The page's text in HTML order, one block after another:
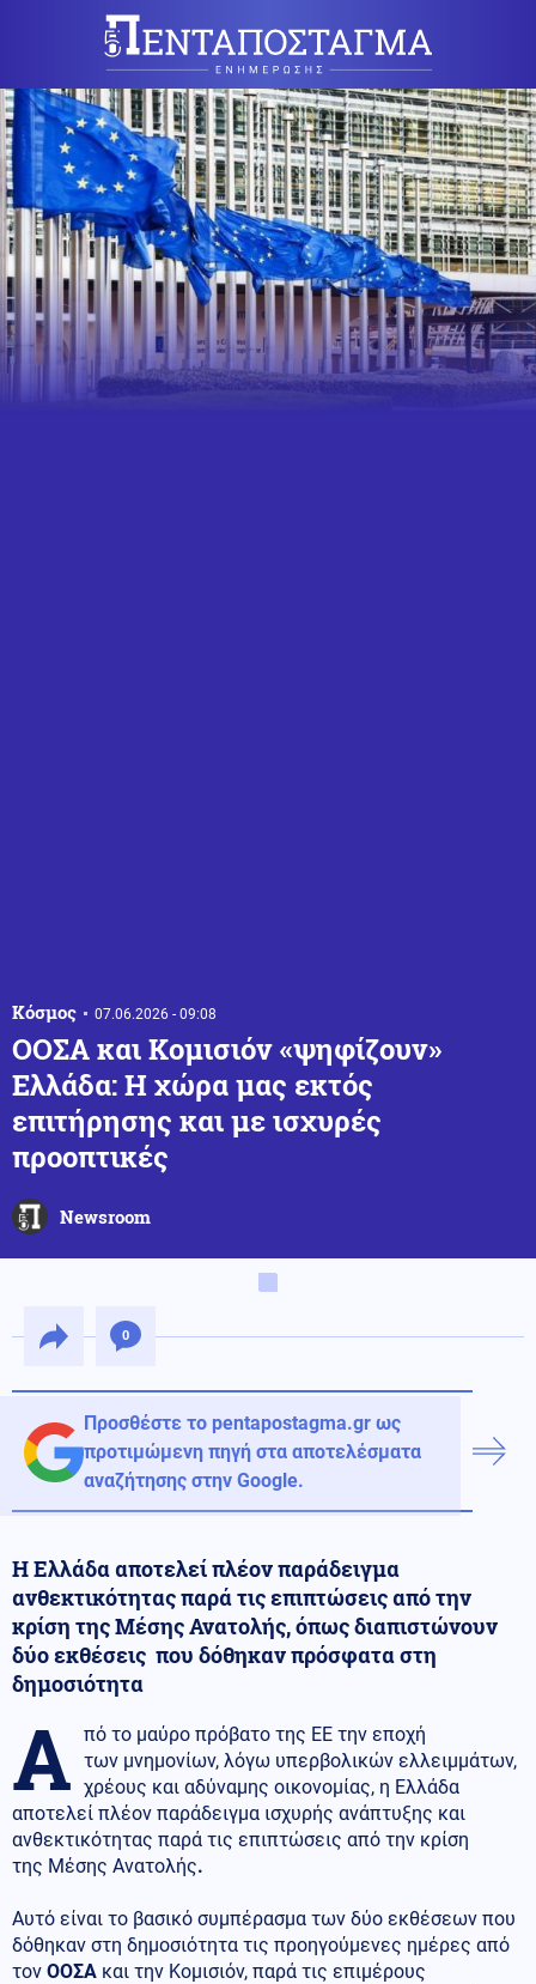
Κόσμος 07.06.2026 - 09:08
ΟΟΣΑ και Κομισιόν «ψηφίζουν»
Ελλάδα: Η χώρα μας εκτός
επιτήρησης και με ισχυρές
προοπτικές
Newsroom
0
Προσθέστε το pentapostagma.gr ως
προτιμώμενη πηγή στα αποτελέσματα
αναζήτησης στην Google.
Η Ελλάδα αποτελεί πλέον παράδειγμα
ανθεκτικότητας παρά τις επιπτώσεις από την
κρίση της Μέσης Ανατολής, όπως διαπιστώνουν
δύο εκθέσεις που δόθηκαν πρόσφατα στη
δημοσιότητα
Α πό το μαύρο πρόβατο της ΕΕ την εποχή
των μνημονίων, λόγω υπερβολικών ελλειμμάτων,
χρέους και αδύναμης οικονομίας, η Ελλάδα
αποτελεί πλέον παράδειγμα ισχυρής ανάπτυξης και
ανθεκτικότητας παρά τις επιπτώσεις από την κρίση
της Μέσης Ανατολής.
Αυτό είναι το βασικό συμπέρασμα των δύο εκθέσεων που
δόθηκαν στη δημοσιότητα τις προηγούμενες ημέρες από
τον ΟΟΣΑ και την Κομισιόν, παρά τις επιμέρους